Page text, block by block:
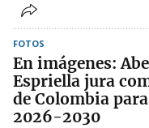
FOTOS
En imágenes:
Espriella jura
de Colombia
2026-2030